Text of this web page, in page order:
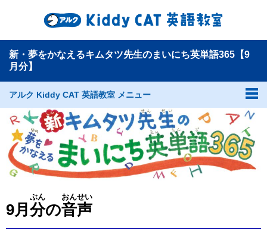
新・夢をかなえるキムタツ先生のまいにち英単語365【9
月分】
アルク Kiddy CAT 英語教室 メニュー
9月 分
ぶん
の音声
おんせい